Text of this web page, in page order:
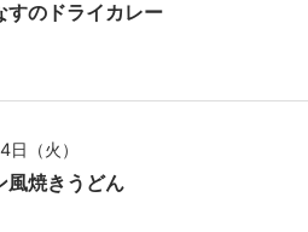
すのドライカレー
（火）
風焼きうどん